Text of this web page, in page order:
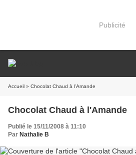
Publicité
Accueil » Chocolat Chaud à l'Amande
Chocolat Chaud à l'Amande
Publié le 15/11/2008 à 11:10
Par Nathalie B